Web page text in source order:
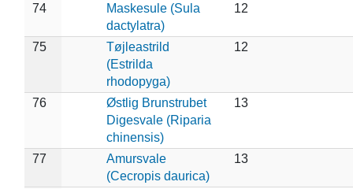
74
Maskesule (Sula
dactylatra)
12
75
Tøjleastrild
(Estrilda
rhodopyga)
12
76
Østlig Brunstrubet
Digesvale (Riparia
chinensis)
13
77
Amursvale
(Cecropis daurica)
13